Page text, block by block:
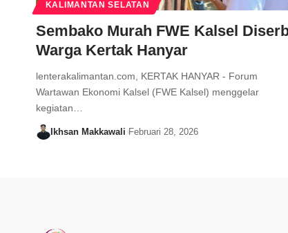
KALIMANTAN SELATAN
Sembako Murah FWE Kalsel
Warga Kertak Hanyar
lenterakalimantan.com, KERTAK HANYAR - Forum
Wartawan Ekonomi Kalsel (FWE Kalsel) menggelar
kegiatan…
Ikhsan Makkawali Februari 28, 2026